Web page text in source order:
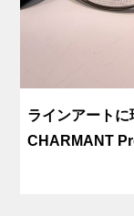
ラインアート
CHARMANT